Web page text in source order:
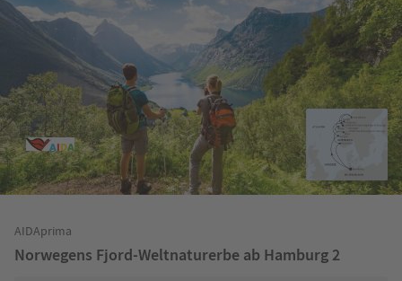
AIDAprima
Norwegens Fjord-Weltnaturerbe ab Hamburg 2